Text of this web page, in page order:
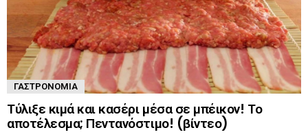
ΓΑΣΤΡΟΝΟΜΊΑ
Τύλιξε κιμά και κασέρι μέσα σε μπέικον! Το
αποτέλεσμα; Πεντανόστιμο! (βίντεο)